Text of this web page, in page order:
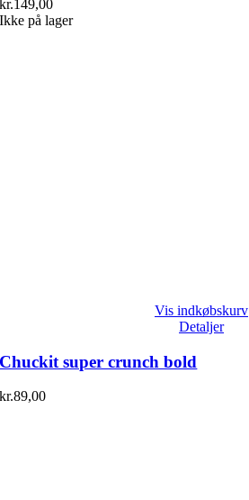
kr.149,00
Ikke på lager
Vis indkøbskurv
Detaljer
Chuckit super crunch bold
kr.89,00